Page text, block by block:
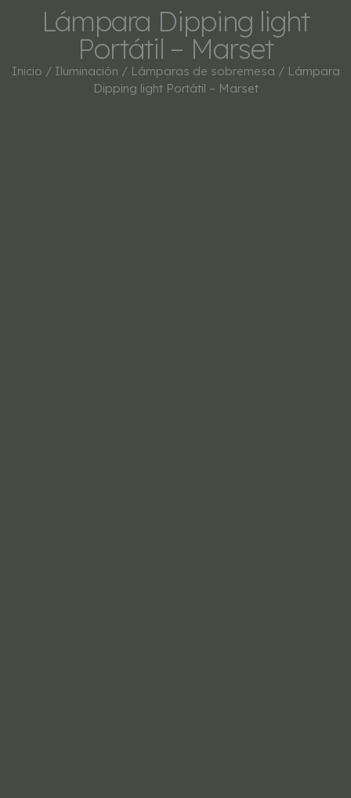
Lámpara Dipping light
Portátil – Marset
Inicio / Iluminación / Lámparas de sobremesa / Lámpara
Dipping light Portátil – Marset